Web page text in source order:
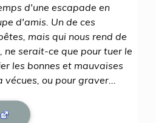
d'une escapade en
d'amis. Un de ces
mais qui nous rend de
ne serait-ce que pour tuer le
les bonnes et mauvaises
ou pour graver...